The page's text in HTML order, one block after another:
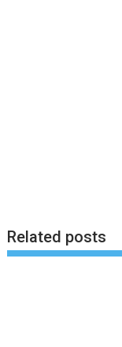
Related posts